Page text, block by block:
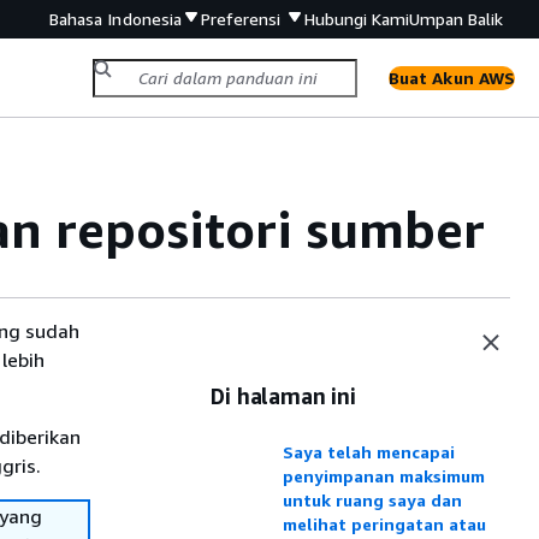
Bahasa Indonesia Preferensi Hubungi KamiUmpan Balik
Buat Akun AWS
repositori sumber
sudah
Di halaman ini
Saya telah mencapai
penyimpanan maksimum
untuk ruang saya dan
melihat peringatan atau